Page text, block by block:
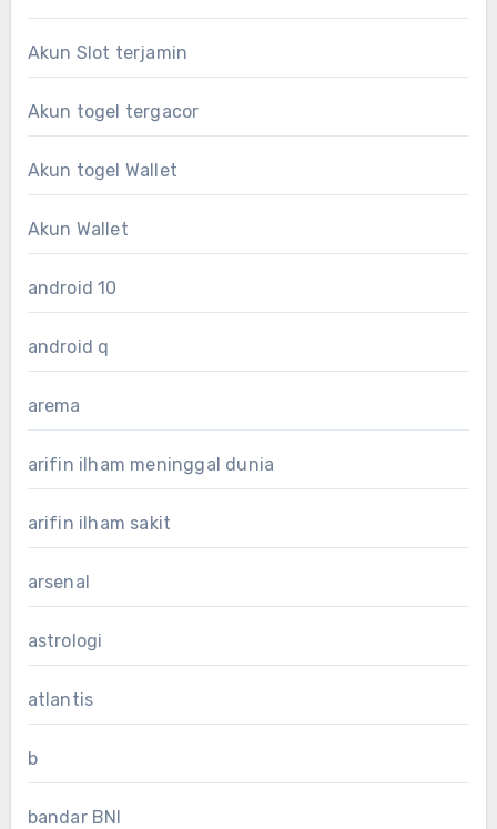
Akun Slot terjamin
Akun togel tergacor
Akun togel Wallet
Akun Wallet
android 10
android q
arema
arifin ilham meninggal dunia
arifin ilham sakit
arsenal
astrologi
atlantis
b
bandar BNI